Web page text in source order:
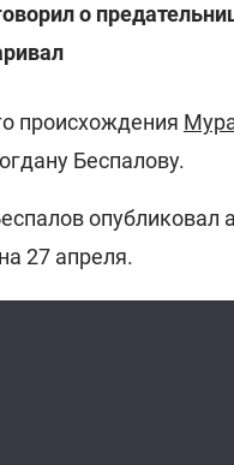
о
происхождения
Беспалову.
опубликовал
27 апреля.